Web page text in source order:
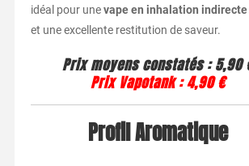
idéal pour unevapeen inhalation indirecte
et uneexcellente restitution de saveur.
Prixmoyensconstatés :5,90
PrixVapotank :4,90 €
Profil Aromatique